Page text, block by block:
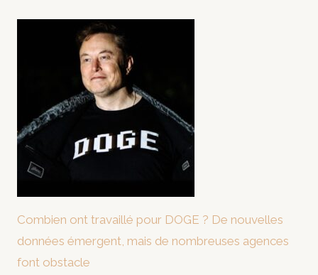
Combien ont travaillé pour DOGE ? De nouvelles
données émergent, mais de nombreuses agences
font obstacle